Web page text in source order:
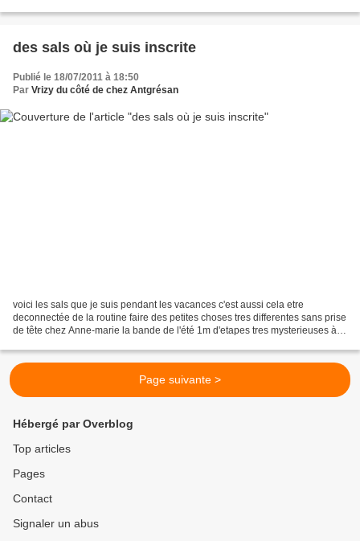
des sals où je suis inscrite
Publié le 18/07/2011 à 18:50
Par Vrizy du côté de chez Antgrésan
voici les sals que je suis pendant les vacances c'est aussi cela etre
deconnectée de la routine faire des petites choses tres differentes sans prise
de tête chez Anne-marie la bande de l'été 1m d'etapes tres mysterieuses à
Page suivante >
Hébergé par Overblog
Top articles
Pages
Contact
Signaler un abus